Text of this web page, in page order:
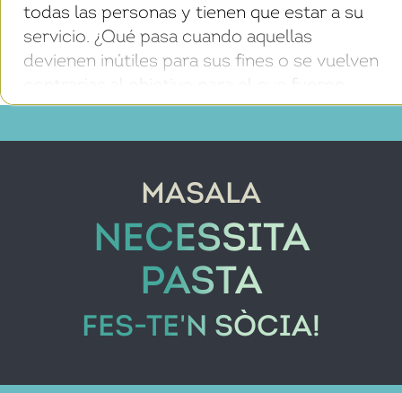
todas las personas y tienen que estar a su
servicio. ¿Qué pasa cuando aquellas
devienen inútiles para sus fines o se vuelven
contrarias al objetivo para el que fueron
creadas? Las cárceles son el mejor ejemplo.
MASALA
NECESSITA
PASTA
FES-TE'N SÒCIA!